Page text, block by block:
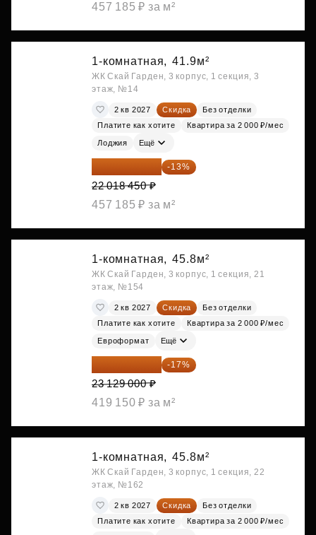
457 185 ₽ за м²
1-комнатная, 41.9м²
ЖК Скай Гарден, 3 корпус, 1 секция, 3
этаж, №14
2 кв 2027 Скидка
Без отделки
Платите как хотите
Квартира за 2 000 ₽/мес
Лоджия Ещё
19 156 052 ₽ -13%
22 018 450 ₽
457 185 ₽ за м²
1-комнатная, 45.8м²
ЖК Скай Гарден, 3 корпус, 1 секция, 21
этаж, №154
2 кв 2027 Скидка
Без отделки
Платите как хотите
Квартира за 2 000 ₽/мес
Евроформат Ещё
19 197 070 ₽ -17%
23 129 000 ₽
419 150 ₽ за м²
1-комнатная, 45.8м²
ЖК Скай Гарден, 3 корпус, 1 секция, 22
этаж, №162
2 кв 2027 Скидка
Без отделки
Платите как хотите
Квартира за 2 000 ₽/мес